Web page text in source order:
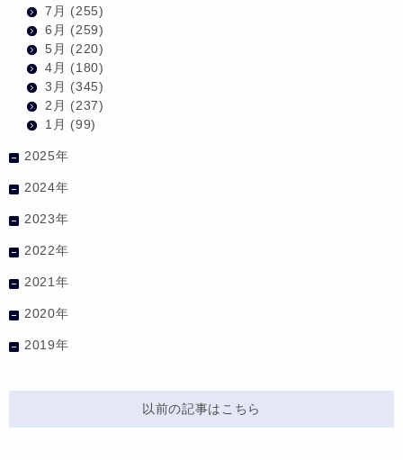
7月 (255)
6月 (259)
5月 (220)
4月 (180)
3月 (345)
2月 (237)
1月 (99)
2025年
2024年
2023年
2022年
2021年
2020年
2019年
以前の記事はこちら